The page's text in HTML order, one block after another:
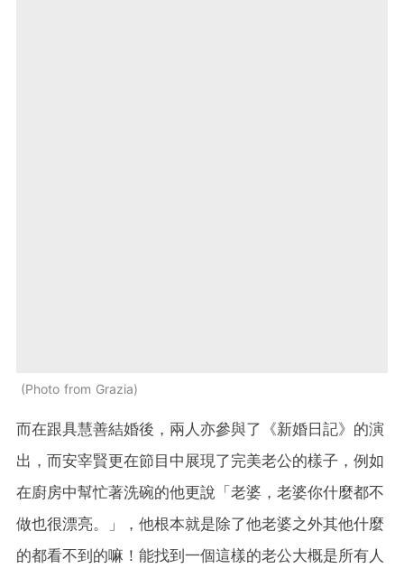
Photo from Grazia
而在跟具慧善結婚後，兩人亦參與了《新婚日記》的演
出，而安宰賢更在節目中展現了完美老公的樣子，例如
在廚房中幫忙著洗碗的他更說「老婆，老婆你什麼都不
做也很漂亮。」，他根本就是除了他老婆之外其他什麼
的都看不到的嘛！能找到一個這樣的老公大概是所有人